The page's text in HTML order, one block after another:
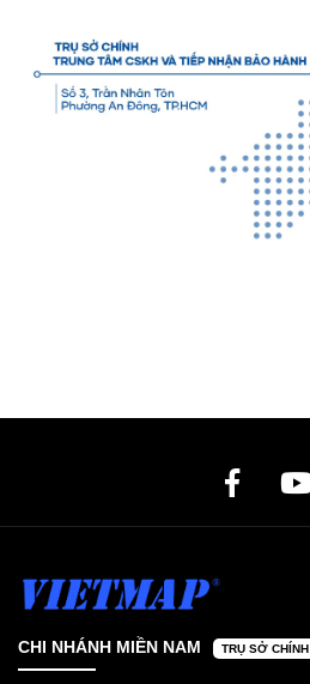
CHI NHÁNH MIỀN NAM TRỤ SỞ CHÍNH